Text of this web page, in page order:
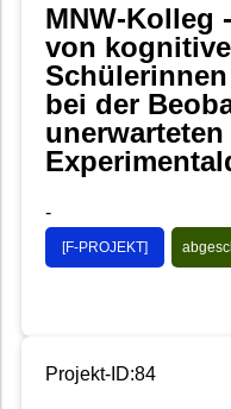
MNW-Kolleg
von
bei der
unerwarteten
-
[F-PROJEKT]
Projekt-ID:84